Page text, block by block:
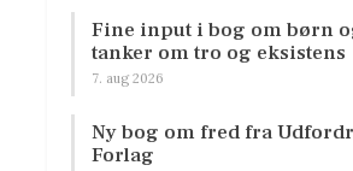
Fine input i bog om børn
tanker om tro og eksistens
7. aug 2026
Ny bog om fred fra
Forlag